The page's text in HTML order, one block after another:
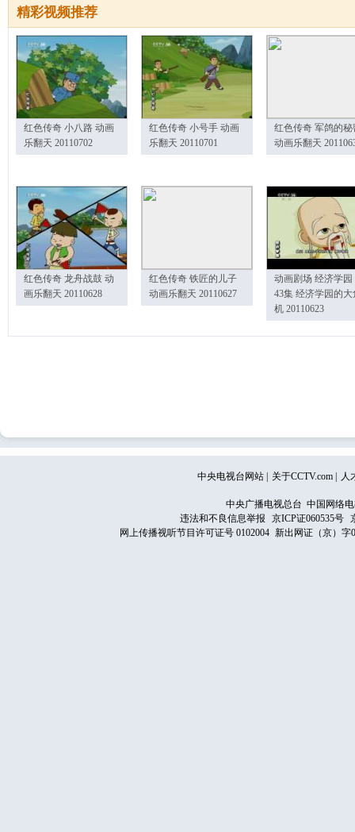
精彩视频推荐
红色传奇 小八路 动画
乐翻天 20110702
红色传奇 小号手 动画
乐翻天 20110701
红色传奇 军鸽的秘
动画乐翻天
红色传奇 龙舟战鼓 动
画乐翻天 20110628
红色传奇 铁匠的儿子
动画乐翻天 20110627
动画剧场 经济学园
43集 经济学园的大
机 20110623
中央电视台网站 关于CCTV.com 人
中央广播电视总台 中国网络
违法和不良信息举报
京ICP证060535号
网上传播视听节目许可证号 0102004 新出网证（京）